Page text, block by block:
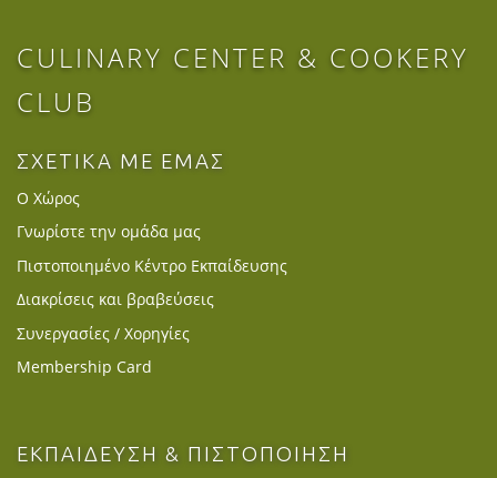
CULINARY CENTER & COOKERY
CLUB
ΣΧΕΤΙΚΑ ΜΕ ΕΜΑΣ
Ο Χώρος
Γνωρίστε την ομάδα μας
Πιστοποιημένο Κέντρο Εκπαίδευσης
Διακρίσεις και βραβεύσεις
Συνεργασίες / Χορηγίες
Membership Card
ΕΚΠΑΙΔΕΥΣΗ & ΠΙΣΤΟΠΟΙΗΣΗ